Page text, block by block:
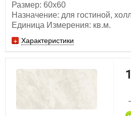
Размер: 60х60
Назначение: для гостиной,
Единица Измерения: кв.м.
Характеристики